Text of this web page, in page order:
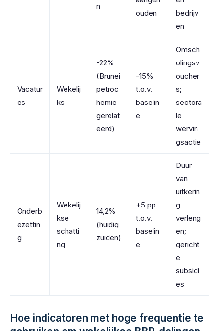
n
ouden
bedrijv
en
Vacatur
es
Wekelij
ks
-22%
(Brunei
petroc
hemie
gerelat
eerd)
-15%
t.o.v.
baselin
e
Omsch
olingsv
oucher
s;
sectora
le
wervin
gsactie
Onderb
ezettin
g
Wekelij
kse
schatti
ng
14,2%
(huidig
zuiden)
+5 pp
t.o.v.
baselin
e
Duur
van
uitkerin
g
verleng
en;
gericht
e
subsidi
es
Hoe indicatoren met hoge frequentie te